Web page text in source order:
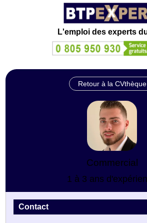
L'emploi des experts
Retour à la CVthèque
Commercial
1 à 3 ans
Contact